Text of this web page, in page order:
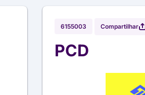
6155003 Compartilhar
PCD